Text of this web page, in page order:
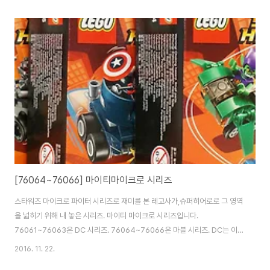
[76064~76066] 마이티마이크로 시리즈
스타워즈 마이크로 파이터 시리즈로 재미를 본 레고사가,슈퍼히어로로 그 영역
을 넓히기 위해 내 놓은 시리즈. 마이티 마이크로 시리즈입니다.
76061~76063은 DC 시리즈. 76064~76066은 마블 시리즈. DC는 이
미 다 만들어 버려서 박스가 없네요. ^^; 플래쉬vs캡틴콜드는 기존에 사진을
2016. 11. 22.